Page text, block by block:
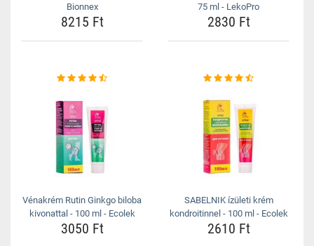
Bionnex
8215 Ft
75 ml - LekoPro
2830 Ft
Vénakrém Rutin Ginkgo biloba
kivonattal - 100 ml - Ecolek
3050 Ft
SABELNIK ízületi krém
kondroitinnel - 100 ml - Ecolek
2610 Ft